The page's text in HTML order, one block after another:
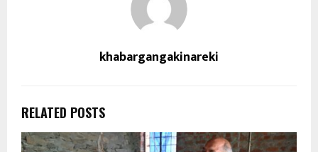
khabargangakinareki
RELATED POSTS